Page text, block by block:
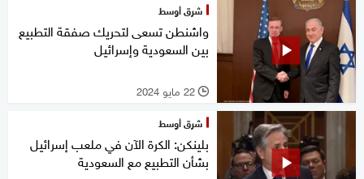
شرق أوسط
واشنطن تسعى لتحريك صفقة التطبيع
بين السعودية وإسرائيل
l 22 مايو 2024
شرق أوسط
بلينكن: الكرة الآن في ملعب إسرائيل
بشأن التطبيع مع السعودية